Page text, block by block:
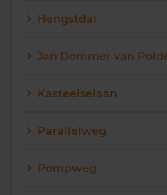
Q
R
Hengstdal
Jan Dommer van
Kasteelselaan
Parallelweg
Pompweg